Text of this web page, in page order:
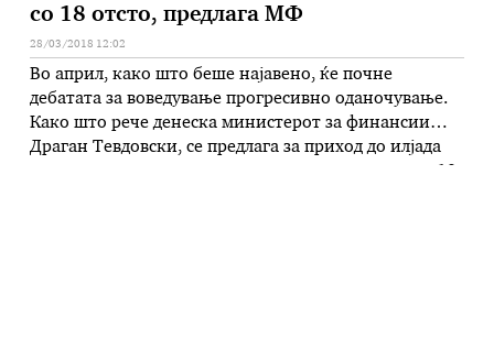
со 18 отсто, предлага МФ
28/03/2018 12:02
Во април, како што беше најавено, ќе почне
дебатата за воведување прогресивно оданочување.
Како што рече денеска министерот за финансии
Драган Тевдовски, се предлага за приход до илјада